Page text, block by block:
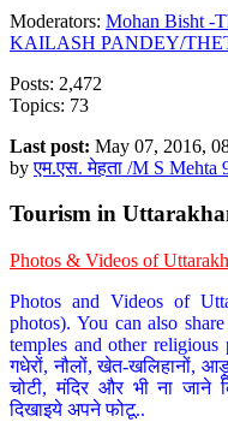
Moderators: Mohan Bisht -
KAILASH PANDEY/
Posts: 2,472
Topics: 73
Last post: May 07, 2016,
byएम.एस. मेहता /M S Mehta
Tourism in
Photos & Videos of
Photos and Videos of
photos). You can also
temples and other
गधेरों, नौलों, खेत-खलिहानों,
चोटी, मंदिर और भी ना
दिखाइये अपने फोटू..